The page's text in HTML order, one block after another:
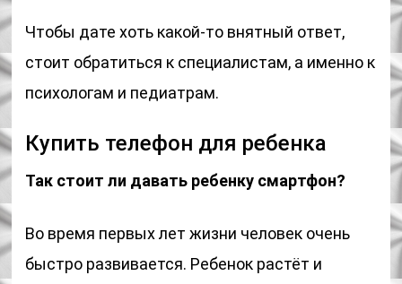
Чтобы дате хоть какой-то внятный ответ,
стоит обратиться к специалистам, а именно к
психологам и педиатрам.
Купить телефон для ребенка
Так стоит ли давать ребенку смартфон?
Во время первых лет жизни человек очень
быстро развивается. Ребенок растёт и